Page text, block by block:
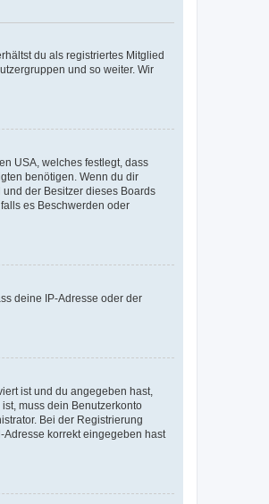
du als registriertes Mitglied
und so weiter. Wir
USA, welches festlegt, dass
benötigen. Wenn du dir
der Besitzer dieses Boards
es Beschwerden oder
deine IP-Adresse oder der
ist und du angegeben hast,
muss dein Benutzerkonto
Bei der Registrierung
korrekt eingegeben hast